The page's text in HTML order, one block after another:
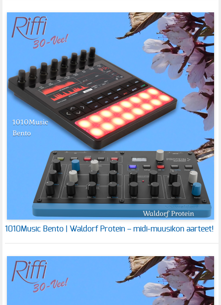
1010Music Bento | Waldorf Protein – midi-muusikon aarteet!